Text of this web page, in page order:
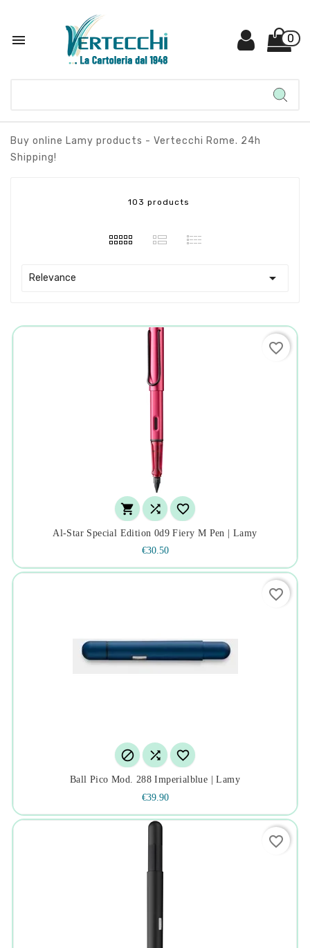
 0
Buy online Lamy products - Vertecchi Rome. 24h
Shipping!
103 products
Relevance 
  
Al-Star Special Edition 0d9 Fiery M Pen | Lamy
€30.50
favorite_border
  
Ball Pico Mod. 288 Imperialblue | Lamy
€39.90
favorite_border
favorite_border